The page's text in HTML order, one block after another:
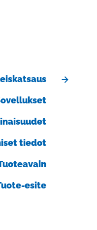
ja
magneettiset
tiedot
esite